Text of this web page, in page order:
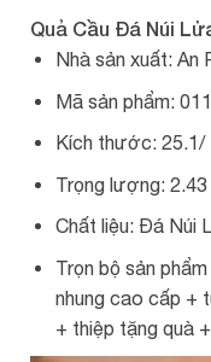
Quả Cầu Đá Núi
Nhà sản xuất: An
Mã sản phẩm:
Kích thước: 25.1/
Trọng lượng: 2.43
Chất liệu: Đá Núi
Trọn bộ sản
nhung cao cấp +
+ thiệp tặng quà